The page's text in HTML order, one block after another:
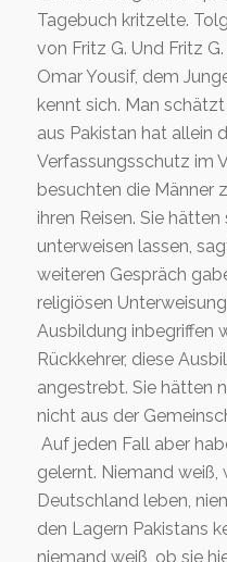
Tagebuch kritzelte.
von Fritz G. Und Fritz
Omar Yousif, dem
kennt sich. Man
aus Pakistan hat allein
Verfassungsschutz im
besuchten die Männer
ihren Reisen. Sie
unterweisen lassen,
weiteren Gespräch
religiösen
Ausbildung inbegriffen
Rückkehrer, diese
angestrebt. Sie hätten
nicht aus der
Auf jeden Fall aber
gelernt. Niemand weiß,
Deutschland leben,
den Lagern Pakistans
niemand weiß, ob sie